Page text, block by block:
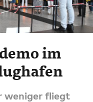
im
weniger fliegt